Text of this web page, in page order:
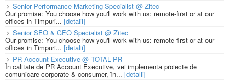
Senior Performance Marketing Specialist @ Zitec
Our promise: You choose how you'll work with us: remote-first or at our
offices in Timpuri... [detalii]
Senior SEO & GEO Specialist @ Zitec
Our promise: You choose how you'll work with us: remote-first or at our
offices in Timpuri... [detalii]
PR Account Executive @ TOTAL PR
În calitate de PR Account Executive, vei implementa proiecte de
comunicare corporate & consumer, în... [detalii]